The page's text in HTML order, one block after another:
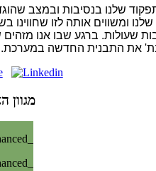
שלנו בנסיבות ובמצב
ומשווים אותה לזו שחווינו
שעולות. ברגע שבו אנו מזהים
את התבנית החדשה במערכת.
מגוון